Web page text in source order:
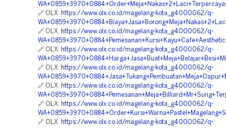
🔗 OLX: https://www.olx.co.id/magelang-kota_g4000062/q-
🔗 OLX: https://www.olx.co.id/magelang-kota_g4000062/q-
🔗 OLX: https://www.olx.co.id/magelang-kota_g4000062/q-
🔗 OLX: https://www.olx.co.id/magelang-kota_g4000062/q-
🔗 OLX: https://www.olx.co.id/magelang-kota_g4000062/q-
🔗 OLX: https://www.olx.co.id/magelang-kota_g4000062/q-
🔗 OLX: https://www.olx.co.id/magelang-kota_g4000062/q-